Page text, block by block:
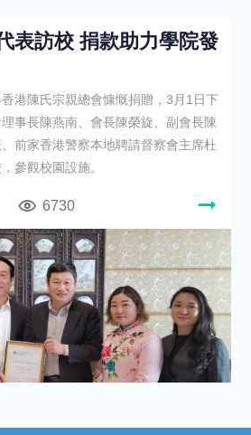
表訪校 捐款助力學院發
港陳氏宗親總會慷慨捐贈，3月1日下
事長陳燕南、會長陳榮旋、副會長陳
前家香港警察本地聘請督察會主席杜
參觀校園設施。
6730